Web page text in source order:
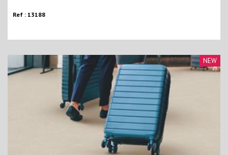
Ref : 13188
NEW